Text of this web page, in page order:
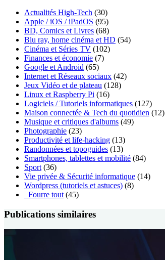
Actualités High-Tech (30)
Apple / iOS / iPadOS (95)
BD, Comics et Livres (68)
Blu ray, home cinéma et HD (54)
Cinéma et Séries TV (102)
Finances et économie (7)
Google et Android (65)
Internet et Réseaux sociaux (42)
Jeux Vidéo et de plateau (128)
Linux et Raspberry Pi (16)
Logiciels / Tutoriels informatiques (127)
Maison connectée & Tech du quotidien (12)
Musique et critiques d'albums (49)
Photographie (23)
Productivité et life-hacking (13)
Randonnées et topoguides (13)
Smartphones, tablettes et mobilité (84)
Sport (36)
Vie privée & Sécurité informatique (14)
Wordpress (tutoriels et astuces) (8)
_Fourre tout (45)
Publications similaires